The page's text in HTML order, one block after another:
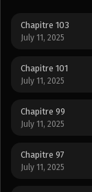
Chapitre 103
July 11, 2025
Chapitre 101
July 11, 2025
Chapitre 99
July 11, 2025
Chapitre 97
July 11, 2025